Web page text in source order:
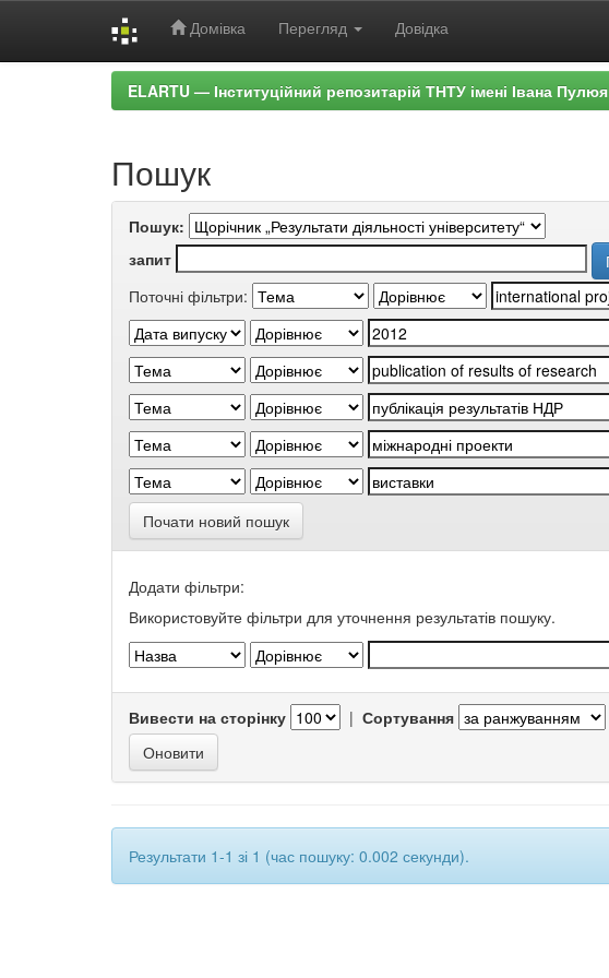
Домівка Перегляд Довідка
ELARTU — Інституційний репозитарій ТНТУ імені Івана Пулюя
Пошук
Пошук:
запит
Поточні фільтри:
Почати новий пошук
Додати фільтри:
Використовуйте фільтри для уточнення результатів пошуку.
Вивести на сторінку | Сортування
Результати 1-1 зі 1 (час пошуку: 0.002 секунди).